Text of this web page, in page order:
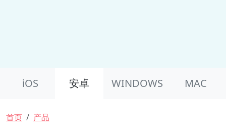
iOS 安卓 WINDOWS MAC
面包屑
首页 产品